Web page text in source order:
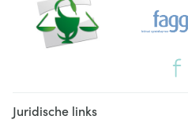
Juridische links